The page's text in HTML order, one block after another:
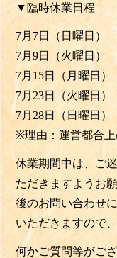
▼臨時休業日程
7月7日（日曜日）
7月9日（火曜日）
7月15日（月曜日）
7月23日（火曜日）
7月28日（日曜日）
※理由：運営都合上
休業期間中は、ご
ただきますようお
後のお問い合わせ
いただきますので、
何かご質問等がご